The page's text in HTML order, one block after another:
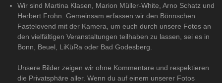
Wir sind Martina Klasen, Marion Müller-White, Arno Schatz und
Herbert Frohn. Gemeinsam erfassen wir den Bönnschen
Fastelovend mit der Kamera, um euch durch unsere Fotos an
den vielfältigen Veranstaltungen teilhaben zu lassen, sei es in
Bonn, Beuel, LiKüRa oder Bad Godesberg.
Unsere Bilder zeigen wir ohne Kommentare und respektieren
die Privatsphäre aller. Wenn du auf einem unserer Fotos